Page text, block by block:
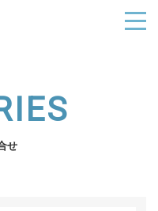
せ